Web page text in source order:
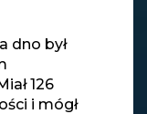
dno był
126
i mógł